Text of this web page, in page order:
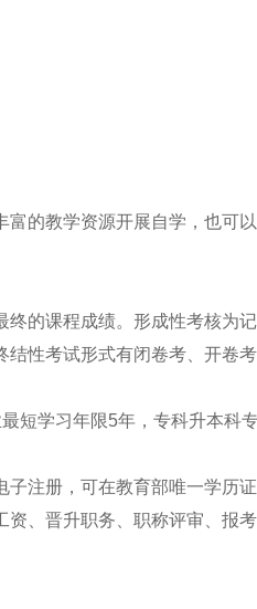
的教学资源开展自学，也可
的课程成绩。形成性考核为
性考试形式有闭卷考、开卷考
学习年限5年，专科升本科
注册，可在教育部唯一学历
、晋升职务、职称评审、报